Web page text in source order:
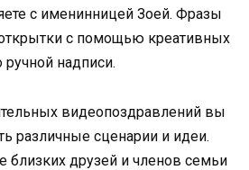
с именинницей Зоей. Фразы
с помощью креативных
надписи.
видеопоздравлений вы
различные сценарии и идеи.
близких друзей и членов семьи